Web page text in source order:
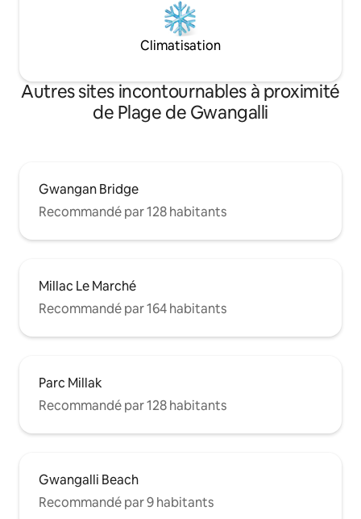
Je vous souhaite un voyage inoubliable
Climatisation
Autres sites incontournables à proximité
de Plage de Gwangalli
Gwangan Bridge
Recommandé par 128 habitants
Millac Le Marché
Recommandé par 164 habitants
Parc Millak
Recommandé par 128 habitants
Gwangalli Beach
Recommandé par 9 habitants